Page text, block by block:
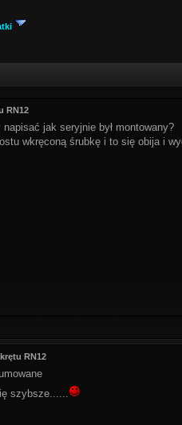
RN12
napisać jak seryjnie był montowany?
wkręconą śrubkę i to się obija i
RN12
szybsze......